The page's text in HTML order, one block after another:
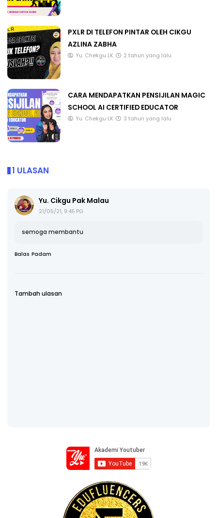
PXLR DI TELEFON PINTAR OLEH CIKGU
AZLINA ZABHA
Yu. Chekgu LK 2 tahun yang lalu
CARA MENDAPATKAN PENSIJILAN MAGIC
SCHOOL AI CERTIFIED EDUCATOR
Yu. Chekgu LK 3 tahun yang lalu
1 ULASAN
Yu. Cikgu Pak Malau
21/05/21, 9:45 PG
semoga membantu
Balas Padam
Tambah ulasan